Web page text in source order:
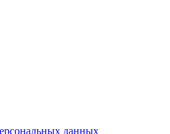
данных